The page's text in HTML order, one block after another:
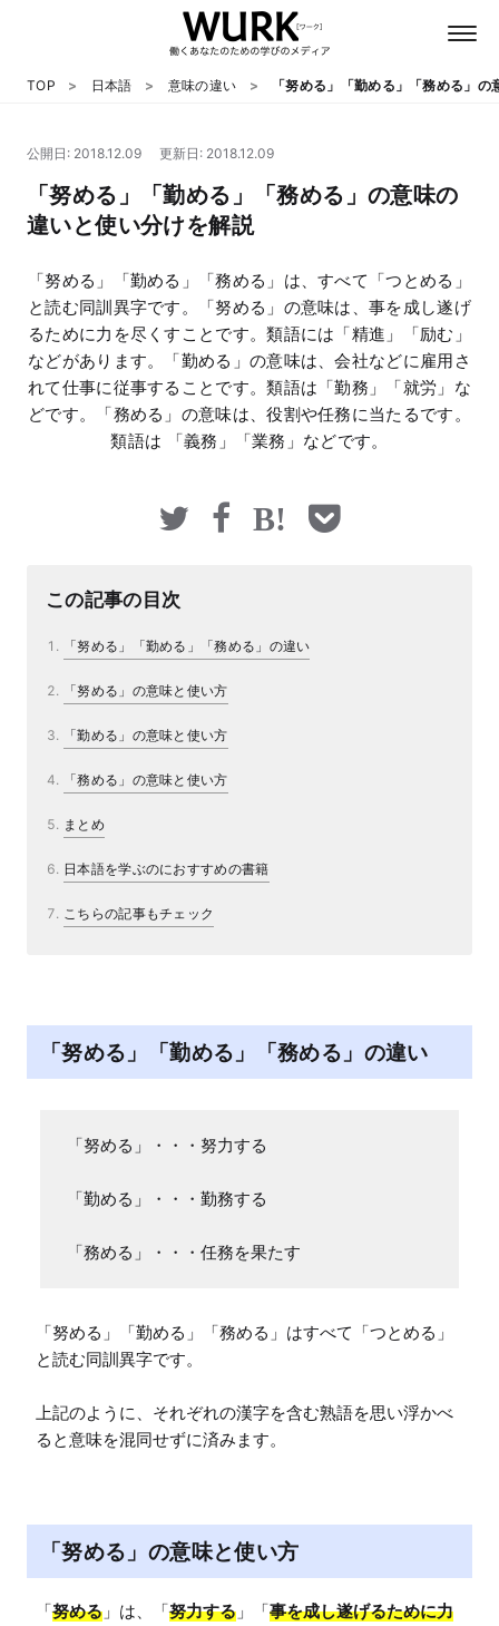
日本語
英語
心理
教養
テクノロジー
TOP 日本語 意味の違い 「努める」「勤める」「務める」
公開日: 2018.12.09 更新日: 2018.12.09
「努める」「勤める」「務める」の意味の
違いと使い分けを解説
「努める」「勤める」「務める」は、すべて「つとめる」
と読む同訓異字です。「努める」の意味は、事を成し遂げ
るために力を尽くすことです。類語には「精進」「励む」
などがあります。「勤める」の意味は、会社などに雇用さ
れて仕事に従事することです。類語は「勤務」「就労」な
どです。「務める」の意味は、役割や任務に当たるです。
類語は 「義務」「業務」などです。
この記事の目次
「努める」「勤める」「務める」の違い
「努める」の意味と使い方
「勤める」の意味と使い方
「務める」の意味と使い方
まとめ
日本語を学ぶのにおすすめの書籍
こちらの記事もチェック
「努める」「勤める」「務める」の違い
「努める」・・・努力する
「勤める」・・・勤務する
「務める」・・・任務を果たす
「努める」「勤める」「務める」はすべて「つとめる」
と読む同訓異字です。
上記のように、それぞれの漢字を含む熟語を思い浮かべ
ると意味を混同せずに済みます。
「努める」の意味と使い方
「努める 」は、「努力する 」「事を成し遂げるために力